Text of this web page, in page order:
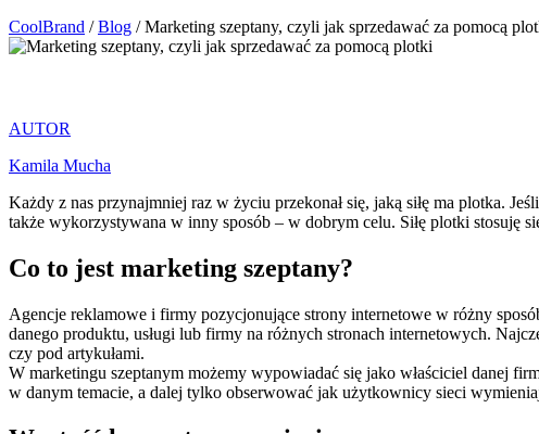
CoolBrand /Blog /Marketing szeptany, czyli jak sprzedawać za pomocą
AUTOR
Kamila Mucha
Każdy z nas przynajmniej raz w życiu przekonał się, jaką siłę ma plotka.
także wykorzystywana w inny sposób – w dobrym celu. Siłę plotki stosuję
Co to jest marketing szeptany?
Agencje reklamowe i firmy pozycjonujące strony internetowe w różny
danego produktu, usługi lub firmy na różnych stronach internetowych.
czy pod artykułami.
W marketingu szeptanym możemy wypowiadać się jako właściciel danej
w danym temacie, a dalej tylko obserwować jak użytkownicy sieci